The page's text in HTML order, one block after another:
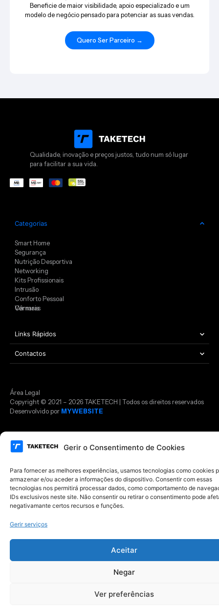
Gerir o Consentimento de Cookies
Para fornecer as melhores experiências, usamos tecnologias como cookies
armazenar e/ou aceder a informações do dispositivo. Consentir com essas
tecnologias nos permitirá processar dados, como comportamento de
IDs exclusivos neste site. Não consentir ou retirar o consentimento pode
negativamante certos recursos e funções.
Gerir serviços
Aceitar
Negar
Ver preferências
Beneficie de maior visibilidade, apoio especializado e um
modelo de negócio pensado para potenciar as suas vendas.
Quero Ser Parceiro →
Qualidade, inovação e preços justos, tudo num só lugar
para facilitar a sua vida.
Categorias
Smart Home
Segurança
Nutrição Desportiva
Networking
Kits Profissionais
Intrusão
Conforto Pessoal
Câmaras
Ver mais
Links Rápidos
Contactos
Copyright © 2021 – 2026 TAKETECH | Todos os direitos reservados
Desenvolvido por MYWEBSITE
Área Legal